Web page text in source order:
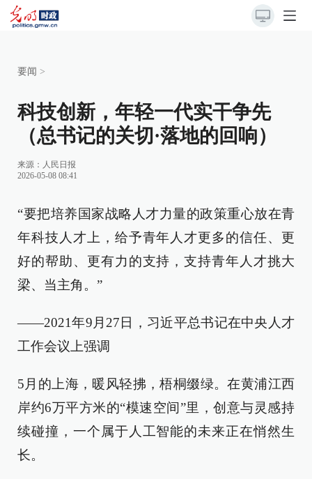
要闻 >
科技创新，年轻一代实干争先
（总书记的关切·落地的回响）
来源： 人民日报
2026-05-08 08:41
“要把培养国家战略人才力量的政策重心放在青
年科技人才上，给予青年人才更多的信任、更
好的帮助、更有力的支持，支持青年人才挑大
梁、当主角。”
——2021年9月27日，习近平总书记在中央人才
工作会议上强调
5月的上海，暖风轻拂，梧桐缀绿。在黄浦江西
岸约6万平方米的“模速空间”里，创意与灵感持
续碰撞，一个属于人工智能的未来正在悄然生
长。